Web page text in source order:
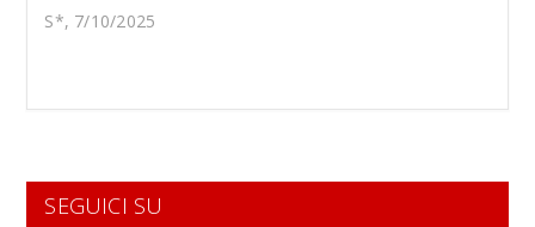
S*, 7/10/2025
SEGUICI SU